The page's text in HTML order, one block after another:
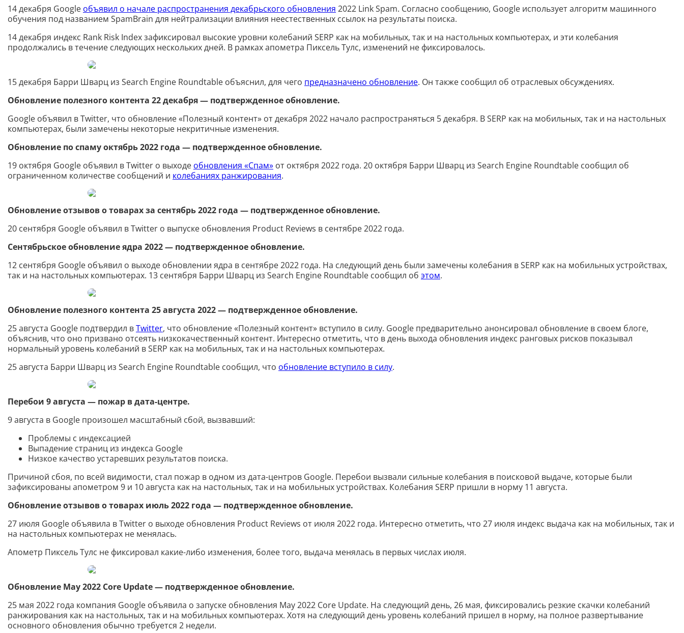
Рецепт
Решение теста по фото
14 декабря Google объявил о начале распространения декабрьского обновления 2022 Link Spam. Согласно сообщению, Google использует алгоритм машинного
обучения под названием SpamBrain для нейтрализации влияния неестественных ссылок на результаты поиска.
14 декабря индекс Rank Risk Index зафиксировал высокие уровни колебаний SERP как на мобильных, так и на настольных компьютерах, и эти колебания
продолжались в течение следующих нескольких дней. В рамках апометра Пиксель Тулс, изменений не фиксировалось.
15 декабря Барри Шварц из Search Engine Roundtable объяснил, для чего предназначено обновление. Он также сообщил об отраслевых обсуждениях.
Обновление полезного контента 22 декабря — подтвержденное обновление.
Google объявил в Twitter, что обновление «Полезный контент» от декабря 2022 начало распространяться 5 декабря. В SERP как на мобильных, так и на настольных
компьютерах, были замечены некоторые некритичные изменения.
Обновление по спаму октябрь 2022 года — подтвержденное обновление.
19 октября Google объявил в Twitter о выходе обновления «Спам» от октября 2022 года. 20 октября Барри Шварц из Search Engine Roundtable сообщил об
ограниченном количестве сообщений и колебаниях ранжирования.
Обновление отзывов о товарах за сентябрь 2022 года — подтвержденное обновление.
20 сентября Google объявил в Twitter о выпуске обновления Product Reviews в сентябре 2022 года.
Сентябрьское обновление ядра 2022 — подтвержденное обновление.
12 сентября Google объявил о выходе обновлении ядра в сентябре 2022 года. На следующий день были замечены колебания в SERP как на мобильных устройствах,
так и на настольных компьютерах. 13 сентября Барри Шварц из Search Engine Roundtable сообщил об этом.
Обновление полезного контента 25 августа 2022 — подтвержденное обновление.
25 августа Google подтвердил вTwitter, что обновление «Полезный контент» вступило в силу. Google предварительно анонсировал обновление в своем блоге,
объяснив, что оно призвано отсеять низкокачественный контент. Интересно отметить, что в день выхода обновления индекс ранговых рисков показывал
нормальный уровень колебаний в SERP как на мобильных, так и на настольных компьютерах.
25 августа Барри Шварц из Search Engine Roundtable сообщил, что обновление вступило в силу.
Перебои 9 августа — пожар в дата-центре.
9 августа в Google произошел масштабный сбой, вызвавший:
Проблемы с индексацией
Выпадение страниц из индекса Google
Низкое качество устаревших результатов поиска.
Причиной сбоя, по всей видимости, стал пожар в одном из дата-центров Google. Перебои вызвали сильные колебания в поисковой выдаче, которые были
зафиксированы апометром 9 и 10 августа как на настольных, так и на мобильных устройствах. Колебания SERP пришли в норму 11 августа.
Обновление отзывов о товарах июль 2022 года — подтвержденное обновление.
27 июля Google объявила в Twitter о выходе обновления Product Reviews от июля 2022 года. Интересно отметить, что 27 июля индекс выдача как на мобильных, так и
на настольных компьютерах не менялась.
Апометр Пиксель Тулс не фиксировал какие-либо изменения, более того, выдача менялась в первых числах июля.
Обновление May 2022 Core Update— подтвержденное обновление.
25 мая 2022 года компания Google объявила о запуске обновления May 2022 Core Update. На следующий день, 26 мая, фиксировались резкие скачки колебаний
ранжирования как на настольных, так и на мобильных компьютерах. Хотя на следующий день уровень колебаний пришел в норму, на полное развертывание
основного обновления обычно требуется 2 недели.